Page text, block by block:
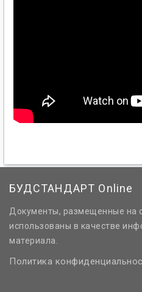
БУДСТАНДАРТ Online
Документы, размещенные на
использованы в качестве
материала.
Политика